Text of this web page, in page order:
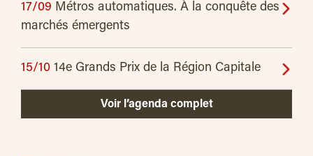
17/09 Métros automatiques. À la conquête des
marchés émergents
15/10 14e Grands Prix de la Région Capitale
Voir l’agenda complet